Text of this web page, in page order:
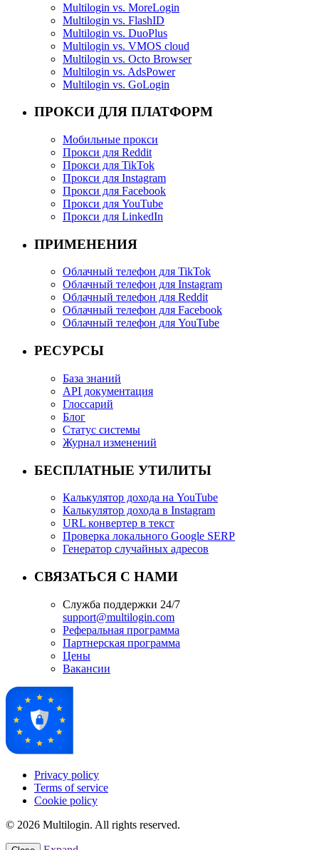
Multilogin vs. MoreLogin
Multilogin vs. FlashID
Multilogin vs. DuoPlus
Multilogin vs. VMOS cloud
Multilogin vs. Octo Browser
Multilogin vs. AdsPower
Multilogin vs. GoLogin
ПРОКСИ ДЛЯ ПЛАТФОРМ
Мобильные прокси
Прокси для Reddit
Прокси для TikTok
Прокси для Instagram
Прокси для Facebook
Прокси для YouTube
Прокси для LinkedIn
ПРИМЕНЕНИЯ
Облачный телефон для TikTok
Облачный телефон для Instagram
Облачный телефон для Reddit
Облачный телефон для Facebook
Облачный телефон для YouTube
РЕСУРСЫ
База знаний
API документация
Глоссарий
Блог
Статус системы
Журнал изменений
БЕСПЛАТНЫЕ УТИЛИТЫ
Калькулятор дохода на YouTube
Калькулятор дохода в Instagram
URL конвертер в текст
Проверка локального Google SERP
Генератор случайных адресов
СВЯЗАТЬСЯ С НАМИ
Служба поддержки 24/7
support@multilogin.com
Реферальная программа
Партнерская программа
Цены
Вакансии
Privacy policy
Terms of service
Cookie policy
© 2026 Multilogin. All rights reserved.